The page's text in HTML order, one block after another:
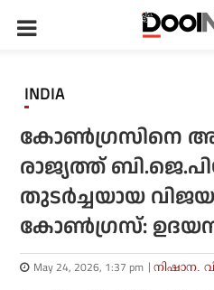
INDIA
കോണ്‍ഗ്രസിനെ
രാജ്യത്ത്
തുടര്‍ച്ചയായ
കോണ്‍ഗ്രസ്:
May 24, 2026, 1:37 pm നിഷാന.